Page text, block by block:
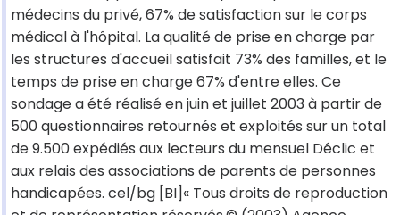
médecins du privé, 67% de satisfaction sur le corps
médical à l'hôpital. La qualité de prise en charge par
les structures d'accueil satisfait 73% des familles, et le
temps de prise en charge 67% d'entre elles. Ce
sondage a été réalisé en juin et juillet 2003 à partir de
500 questionnaires retournés et exploités sur un total
de 9.500 expédiés aux lecteurs du mensuel Déclic et
aux relais des associations de parents de personnes
handicapées. cel/bg [BI]« Tous droits de reproduction